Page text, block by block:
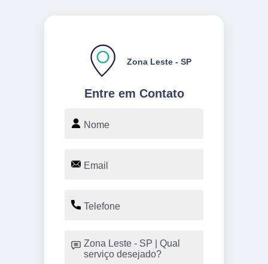
Entre em Contato
Zona Leste - SP